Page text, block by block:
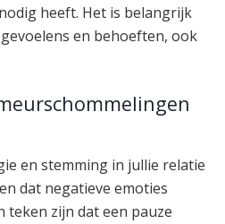
heeft. Het is belangrijk
en behoeften, ook
en stemming in jullie relatie
dat negatieve emoties
teken zijn dat een pauze